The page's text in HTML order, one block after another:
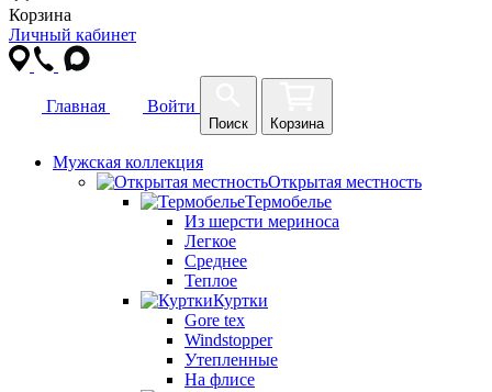
Корзина
Личный кабинет
Главная Войти
Поиск Корзина
Мужская коллекция
Открытая местность
Термобелье
Из шерсти мериноса
Легкое
Среднее
Теплое
Куртки
Gore tex
Windstopper
Утепленные
На флисе